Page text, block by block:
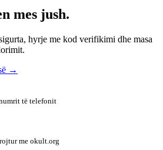
mes jush.
hyrje me kod verifikimi dhe masa
→
të telefonit
me okult.org